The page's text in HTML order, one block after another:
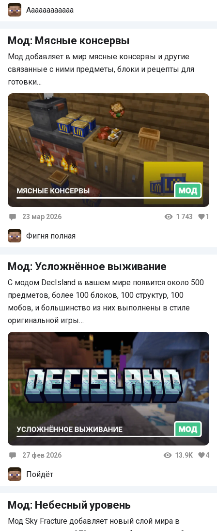
Аааааааааааа
Мод: Мясные консервы
Мод добавляет в мир мясные консервы и другие
связанные с ними предметы, блоки и рецепты для
готовки…
23 мар 2026 1 743 1
Фигня полная
Мод: Усложнённое выживание
С модом DecIsland в вашем мире появится около 500
предметов, более 100 блоков, 100 структур, 100
мобов, и большинство из них выполнены в стиле
оригинальной игры…
27 фев 2026 13.9K 4
Пойдёт
Мод: Небесный уровень
Мод Sky Fracture добавляет новый слой мира в